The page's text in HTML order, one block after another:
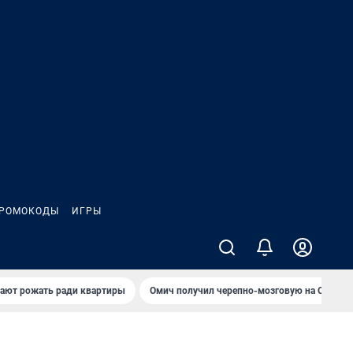
ИГРЫ
рожать ради квартиры Омич получил черепно-мозговую на ОНПЗ